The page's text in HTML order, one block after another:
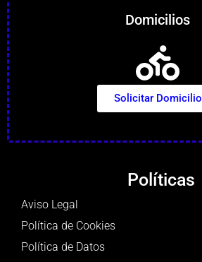
Domicilios
Solicitar Domicilio
Políticas
Aviso Legal
Política de Cookies
Política de Datos